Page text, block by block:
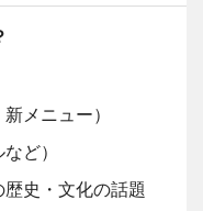
メニュー）
ど）
史・文化の話題